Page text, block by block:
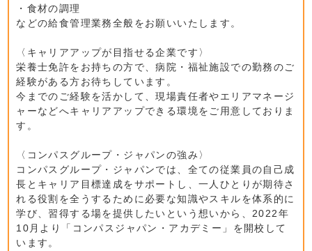
・食材の調理
などの給食管理業務全般をお願いいたします。
〈キャリアアップが目指せる企業です〉
栄養士免許をお持ちの方で、病院・福祉施設での勤務のご
経験がある方お待ちしています。
今までのご経験を活かして、現場責任者やエリアマネージ
ャーなどへキャリアアップできる環境をご用意しておりま
す。
〈コンパスグループ・ジャパンの強み〉
コンパスグループ・ジャパンでは、全ての従業員の自己成
長とキャリア目標達成をサポートし、一人ひとりが期待さ
れる役割を全うするために必要な知識やスキルを体系的に
学び、習得する場を提供したいという想いから、2022年
10月より「コンパスジャパン・アカデミー」を開校して
います。